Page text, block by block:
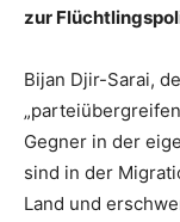
zur
Bijan Djir-Sarai,
Gegner in der
sind in der
Land und